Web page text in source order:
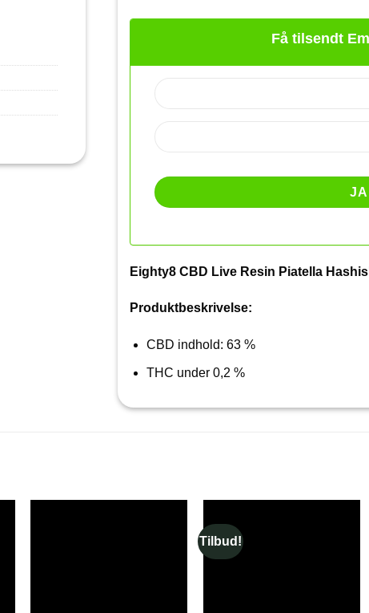
Få tilsendt
Eighty8 CBD Live Resin Piatella
Produktbeskrivelse:
CBD indhold: 63 %
THC under 0,2 %
Tilbud!